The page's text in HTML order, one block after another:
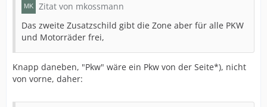
Zitat von mkossmann
Das zweite Zusatzschild gibt die Zone aber für alle PKW
und Motorräder frei,
Knapp daneben, "Pkw" wäre ein Pkw von der Seite*), nicht
von vorne, daher: